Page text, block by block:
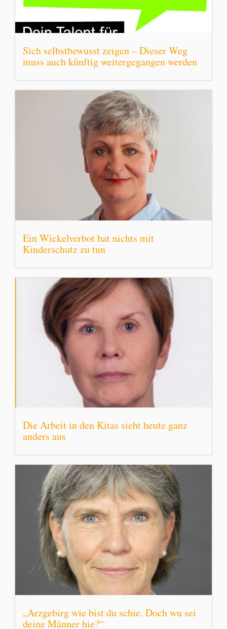
Sich selbstbewusst zeigen – Dieser Weg
muss auch künftig weitergegangen werden
Ein Wickelverbot hat nichts mit
Kinderschutz zu tun
Die Arbeit in den Kitas sieht heute ganz
anders aus
„Arzgebirg wie bist du schie. Doch wu sei
deine Männer hie?“